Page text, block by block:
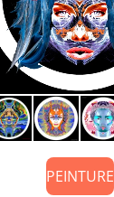
PEINTURE